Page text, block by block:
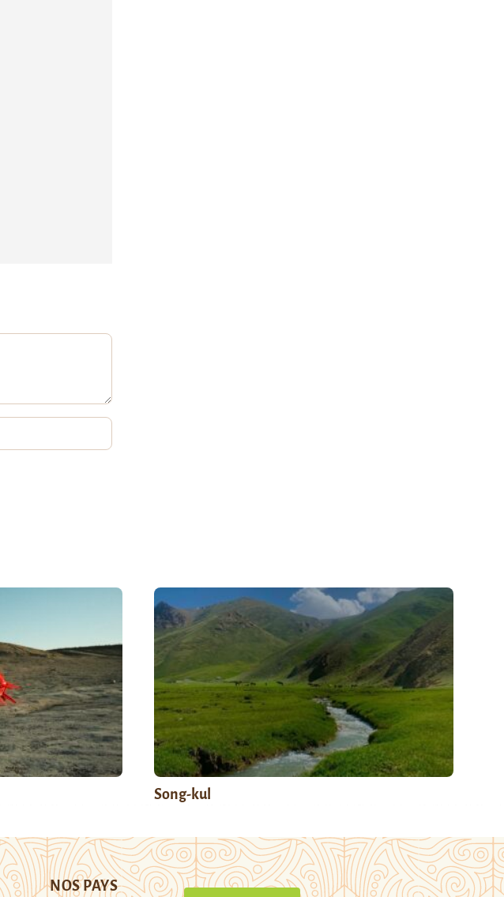
Song-kul
NOS PAYS